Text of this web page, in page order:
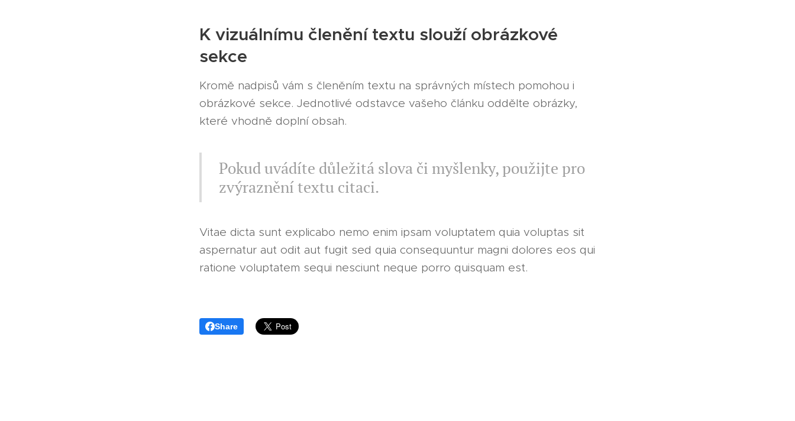
K vizuálnímu členění textu slouží obrázkové
sekce
Kromě nadpisů vám s členěním textu na správných místech pomohou i
obrázkové sekce. Jednotlivé odstavce vašeho článku oddělte obrázky,
které vhodně doplní obsah.
Pokud uvádíte důležitá slova či myšlenky, použijte pro
zvýraznění textu citaci.
Vitae dicta sunt explicabo nemo enim ipsam voluptatem quia voluptas sit
aspernatur aut odit aut fugit sed quia consequuntur magni dolores eos qui
ratione voluptatem sequi nesciunt neque porro quisquam est.
Share